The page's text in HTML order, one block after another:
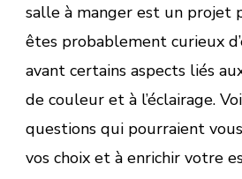
salle à manger est un projet
êtes probablement curieux
avant certains aspects liés
de couleur et à l’éclairage.
questions qui pourraient
vos choix et à enrichir votre